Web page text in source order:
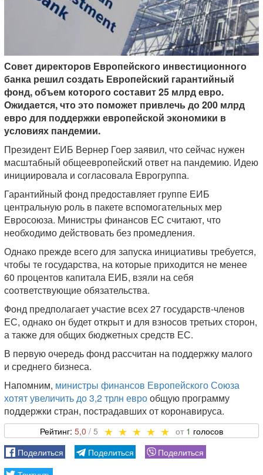
Совет директоров Европейского инвестиционного
банка решил создать Европейский гарантийный
фонд, объем которого составит 25 млрд евро.
Ожидается, что это поможет привлечь до 200 млрд
евро для поддержки европейской экономики в
условиях пандемии.
Президент ЕИБ Вернер Гоер заявил, что сейчас нужен
масштабный общеевропейский ответ на пандемию. Идею
инициировала и согласовала Еврогруппа.
Гарантийный фонд предоставляет группе ЕИБ
центральную роль в пакете вспомогательных мер
Евросоюза. Министры финансов ЕС считают, что
необходимо действовать без промедления.
Однако прежде всего для запуска инициативы требуется,
чтобы те государства, на которые приходится не менее
60 процентов капитала ЕИБ, взяли на себя
соответствующие обязательства.
Фонд предполагает участие всех 27 государств-членов
ЕС, однако он будет открыт и для взносов третьих сторон,
а также для общих бюджетных средств ЕС.
В первую очередь фонд рассчитан на поддержку малого
и среднего бизнеса.
Напомним, министры финансов Европейского Союза
хотят увеличить до 3,2 трлн еврообщую программу
поддержки стран, пострадавших от коронавируса.
5,0 1